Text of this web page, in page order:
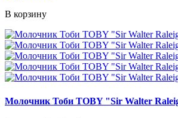
В корзину
Молочник Тоби TOBY "Sir Walter